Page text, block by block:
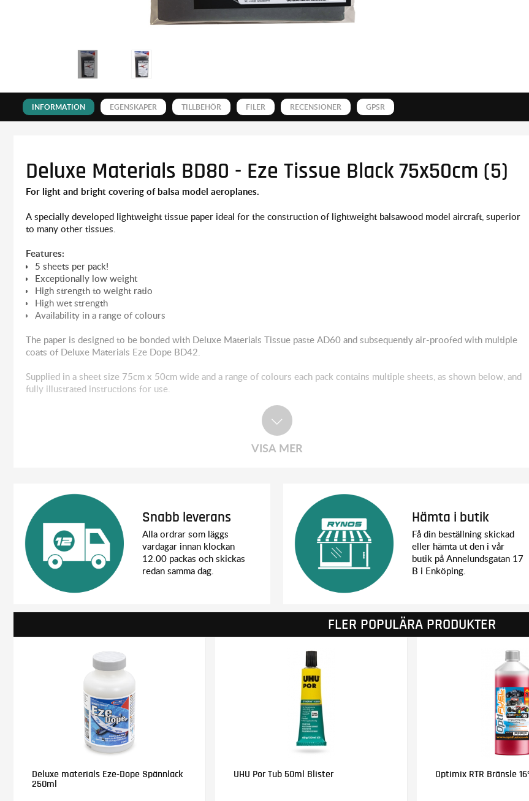
INFORMATION EGENSKAPER TILLBEHÖR FILER RECENSIONER GPSR
Deluxe Materials BD80 - Eze Tissue Black 75x50cm (5)
For light and bright covering of balsa model aeroplanes.
A specially developed lightweight tissue paper ideal for the construction of lightweight balsawood model aircraft, superior
to many other tissues.
Features:
5 sheets per pack!
Exceptionally low weight
High strength to weight ratio
High wet strength
Availability in a range of colours
The paper is designed to be bonded with Deluxe Materials Tissue paste AD60 and subsequently air-proofed with multiple
coats of Deluxe Materials Eze Dope BD42.
Supplied in a sheet size 75cm x 50cm wide and a range of colours each pack contains multiple sheets, as shown below, and
fully illustrated instructions for use.
VISA MER
Snabb leverans
Alla ordrar som läggs
vardagar innan klockan
12.00 packas och skickas
redan samma dag.
Hämta i butik
Få din beställning skickad
eller hämta ut den i vår
butik på Annelundsgatan 17
B i Enköping.
FLER POPULÄRA PRODUKTER
Deluxe materials Eze-Dope Spännlack
250ml
UHU Por Tub 50ml Blister Optimix RTR Bränsle